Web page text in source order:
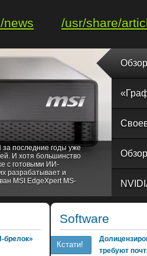
news /usr/share/
последние годы уже
И хотя большинство
с готовыми ИИ-
разрабатывает и
MSI EdgeXpert MS-
брелок»
Software
Кстати!
требуют